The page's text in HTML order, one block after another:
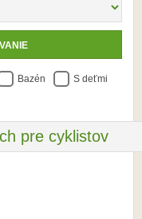
Bazén S deťmi
pre cyklistov